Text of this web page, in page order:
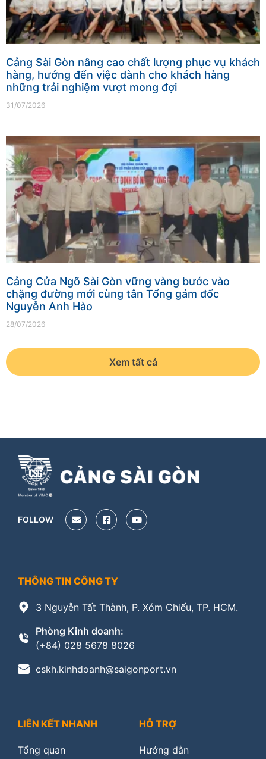
Cảng Sài Gòn nâng cao chất lượng phục vụ khách
hàng, hướng đến việc dành cho khách hàng
những trải nghiệm vượt mong đợi
31/07/2026
Cảng Cửa Ngõ Sài Gòn vững vàng bước vào
chặng đường mới cùng tân Tổng gám đốc
Nguyễn Anh Hào
28/07/2026
Xem tất cả
FOLLOW
THÔNG TIN CÔNG TY
3 Nguyễn Tất Thành, P. Xóm Chiếu, TP. HCM.
Phòng Kinh doanh:
(+84) 028 5678 8026
cskh.kinhdoanh@saigonport.vn
LIÊN KẾT NHANH
Tổng quan
HỖ TRỢ
Hướng dẫn